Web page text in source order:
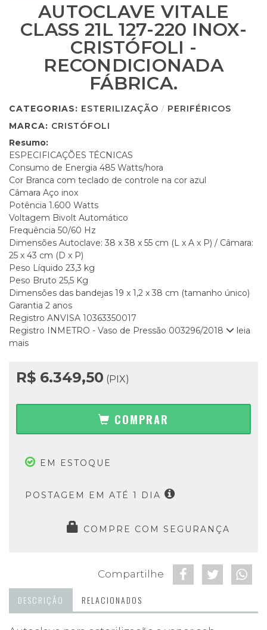
AUTOCLAVE VITALE
CLASS 21L 127-220 INOX-
CRISTÓFOLI -
RECONDICIONADA
FÁBRICA.
CATEGORIAS: ESTERILIZAÇÃO / PERIFÉRICOS
MARCA: CRISTÓFOLI
Resumo:
ESPECIFICAÇÕES TÉCNICAS
Consumo de Energia 485 Watts/hora
Cor Branca com teclado de controle na cor azul
Câmara Aço inox
Potência 1.600 Watts
Voltagem Bivolt Automático
Frequência 50/60 Hz
Dimensões Autoclave: 38 x 38 x 55 cm (L x A x P) / Câmara:
25 x 43 cm (D x P)
Peso Líquido 23,3 kg
Peso Bruto 25,5 Kg
Dimensões das bandejas 19 x 1,2 x 38 cm (tamanho único)
Garantia 2 anos
Registro ANVISA 10363350017
Registro INMETRO - Vaso de Pressão 003296/2018
leia
mais
R$ 6.349,50 (PIX)
COMPRAR
EM ESTOQUE
POSTAGEM EM ATÉ 1 DIA
COMPRE COM SEGURANÇA
Compartilhe
DESCRIÇÃO RELACIONADOS